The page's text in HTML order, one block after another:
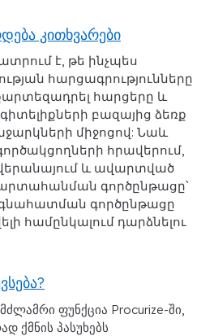
კითხვარები
է, թե ինչպես
հարցագրությունները
քարտեզադրել հարցերը և
բազայից ձեռք
միջոցով: Նաև
հրավերում,
և ավարտված
գործընթացը՝
գործընթացը
համընկալում դարձնելու
ფუნქცია Procurize-ში,
ქმნის პასუხებს